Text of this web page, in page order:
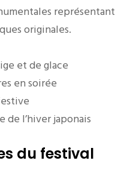
originales.
et de glace
en soirée
l’hiver japonais
du festival